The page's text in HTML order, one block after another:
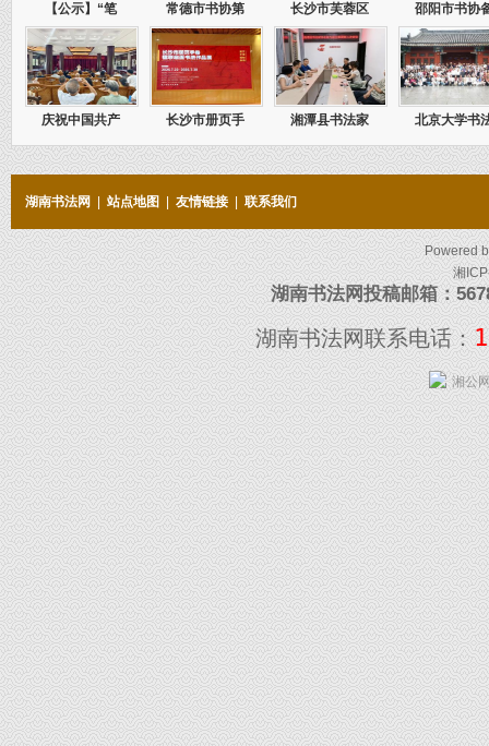
【公示】“笔 常德市书协第 长沙市芙蓉区 邵阳市书协
庆祝中国共产 长沙市册页手 湘潭县书法家 北京大学书
湖南书法网 站点地图 友情链接 联系我们
Powered
湘
湖南书法网投稿邮箱：
湖南书法网联系电话：
湘公